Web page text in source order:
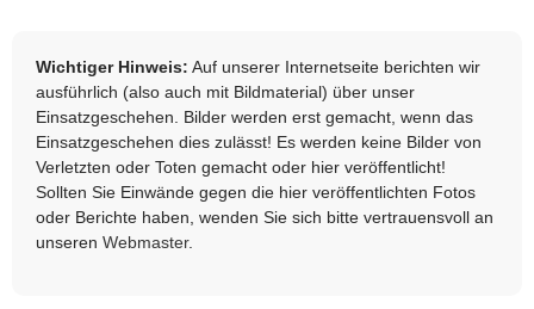
Wichtiger Hinweis: Auf unserer Internetseite berichten wir
ausführlich (also auch mit Bildmaterial) über unser
Einsatzgeschehen. Bilder werden erst gemacht, wenn das
Einsatzgeschehen dies zulässt! Es werden keine Bilder von
Verletzten oder Toten gemacht oder hier veröffentlicht!
Sollten Sie Einwände gegen die hier veröffentlichten Fotos
oder Berichte haben, wenden Sie sich bitte vertrauensvoll an
unseren Webmaster.